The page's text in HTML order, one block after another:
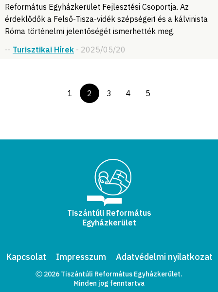
Református Egyházkerület Fejlesztési Csoportja. Az
érdeklődők a Felső-Tisza-vidék szépségeit és a kálvinista
Róma történelmi jelentőségét ismerhették meg.
-- Turisztikai Hírek - 2025/05/20
1 2 3 4 5
Tiszántúli Református
Egyházkerület
Kapcsolat Impresszum Adatvédelmi nyilatkozat
Ⓒ 2026 Tiszántúli Református Egyházkerület.
Minden jog fenntartva